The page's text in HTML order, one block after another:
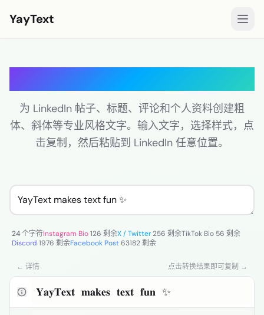
YayText
Instagram 字体
Facebook 字体
TikTok 字体
粗体文字
美学文字
小字体
Toggle theme
为 LinkedIn 帖子、标题、评论和个人资料创建粗
体、斜体等专业风格文字。输入文字，选择样式，点
击复制，然后粘贴到 LinkedIn 任意位置。
24 个字符Instagram Bio126 剩余X / Twitter256 剩余TikTok Bio 56 剩余
Discord 1976 剩余Facebook Post63182 剩余
← 详情 点击转换结果即可复制 →
𝐘𝐚𝐲𝐓𝐞𝐱𝐭 𝐦𝐚𝐤𝐞𝐬 𝐭𝐞𝐱𝐭 𝐟𝐮𝐧 ✨